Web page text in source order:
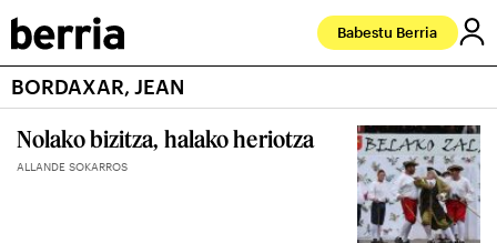
Babestu Berria
BORDAXAR, JEAN
Nolako bizitza, halako heriotza
ALLANDE SOKARROS